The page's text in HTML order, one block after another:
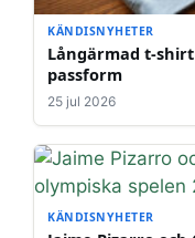
KÄNDISNYHETER
Långärmad t-
passform
25 jul 2026
KÄNDISNYHETER